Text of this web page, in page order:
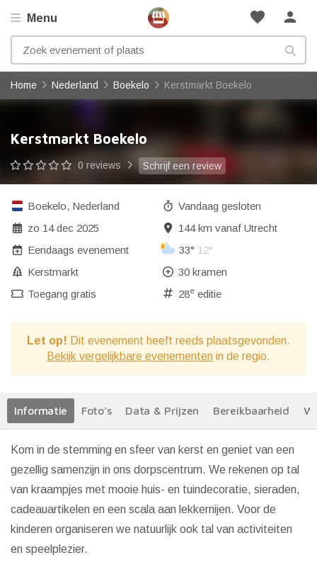
favorite person
Menu
Home Nederland Boekelo Kerstmarkt Boekelo
Kerstmarkt Boekelo
0 reviews Schrijf een review
Boekelo, Nederland
zo 14 dec 2025
Eendaags evenement
Kerstmarkt
Toegang gratis
Vandaag gesloten
144 km vanaf Utrecht
33° 12°
30 kramen
28eeditie
Let op! Dit evenement heeft reeds plaatsgevonden.
Bekijk vergelijkbare evenementen in de regio.
Informatie Foto's Data & Prijzen Bereikbaarheid
Kom in de stemming en sfeer van kerst en geniet van een
gezellig samenzijn in ons dorpscentrum. We rekenen op tal
van kraampjes met mooie huis- en tuindecoratie, sieraden,
cadeauartikelen en een scala aan lekkernijen. Voor de
kinderen organiseren we natuurlijk ook tal van activiteiten
en speelplezier.